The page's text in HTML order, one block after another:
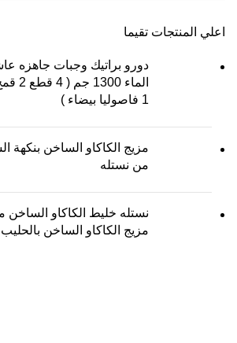
اعلي المنتجات تقيما
دورو براتيك وجبات جاهزه
1 فاصوليا بيضاء )
مزيج الكاكاو الساخن بنكهة
من نستله
نستله خليط الكاكاو الساخن
مزيج الكاكاو الساخن بالحليب